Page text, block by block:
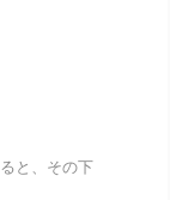
と、その下